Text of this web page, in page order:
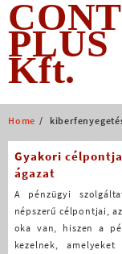
Skip
content
PLUS
Kft.
Home
Gyakori
ágazat
A pénzügyi
népszerű célpontjai,
oka van, hiszen a
kezelnek,